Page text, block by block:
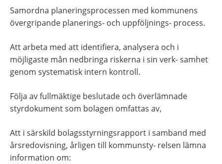
Samordna planeringsprocessen med kommunens
övergripande planerings- och uppföljnings- process.
Att arbeta med att identifiera, analysera och i
möjligaste mån nedbringa riskerna i sin verk- samhet
genom systematisk intern kontroll.
Följa av fullmäktige beslutade och överlämnade
styrdokument som bolagen omfattas av,
Att i särskild bolagsstyrningsrapport i samband med
årsredovisning, årligen till kommunsty- relsen lämna
information om: